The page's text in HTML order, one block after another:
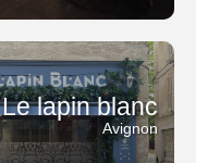
Le lapin blanc
Avignon